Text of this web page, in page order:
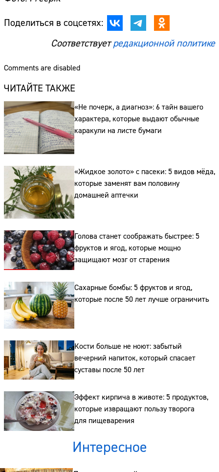
Поделиться в соцсетях:
Соответствуетредакционной политике
Comments are disabled
ЧИТАЙТЕ ТАКЖЕ
«Не почерк, а диагноз»: 6 тайн вашего
характера, которые выдают обычные
каракули на листе бумаги
«Жидкое золото» с пасеки: 5 видов мёда,
которые заменят вам половину
домашней аптечки
Голова станет соображать быстрее: 5
фруктов и ягод, которые мощно
защищают мозг от старения
Сахарные бомбы: 5 фруктов и ягод,
которые после 50 лет лучше ограничить
Кости больше не ноют: забытый
вечерний напиток, который спасает
суставы после 50 лет
Эффект кирпича в животе: 5 продуктов,
которые извращают пользу творога
для пищеварения
Интересное
Адрес: